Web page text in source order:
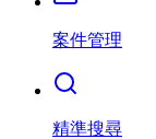
案件管理
精準搜尋